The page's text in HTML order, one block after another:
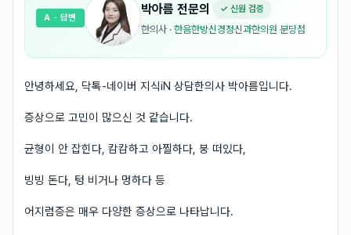
박아름 전문의 ✓ 신원 검증
한의사 · 한음한방신경정신과한의원 분당점
A · 답변
안녕하세요, 닥톡-네이버 지식iN 상담한의사 박아름입니다.
증상으로 고민이 많으신 것 같습니다.
균형이 안 잡힌다, 캄캄하고 아찔하다, 붕 떠있다,
빙빙 돈다, 텅 비거나 멍하다 등
어지럼증은 매우 다양한 증상으로 나타납니다.